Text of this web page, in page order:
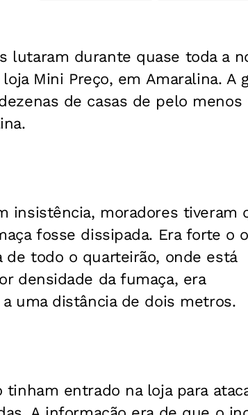
lutaram durante quase toda a
Mini Preço, em Amaralina. A
de casas de pelo menos
insistência, moradores tiveram
fosse dissipada. Era forte o
todo o quarteirão, onde está
densidade da fumaça, era
uma distância de dois metros.
entrado na loja para